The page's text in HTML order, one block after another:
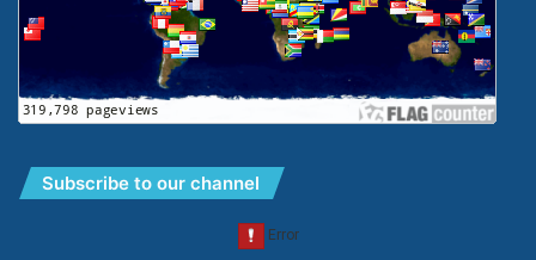
Subscribe to our channel